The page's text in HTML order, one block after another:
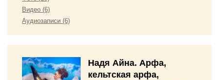
Видео (6)
Аудиозаписи (6)
Надя Айна. Арфа,
кельтская арфа,